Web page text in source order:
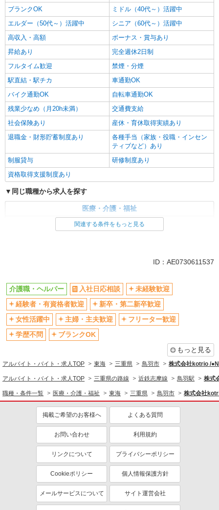
ブランクOK
ミドル（40代～）活躍中
エルダー（50代～）活躍中
シニア（60代～）活躍中
高収入・高額
ボーナス・賞与あり
昇給あり
完全週休2日制
フルタイム歓迎
禁煙・分煙
駅直結・駅チカ
車通勤OK
バイク通勤OK
自転車通勤OK
残業少なめ（月20h未満）
交通費支給
社会保険あり
産休・育休取得実績あり
退職金・財形貯蓄制度あり
各種手当（家族・役職・インセン
ティブなど）あり
制服貸与
研修制度あり
資格取得支援制度あり
同じ職種から求人を探す
医療・介護・福祉
交通費支給
社会保険あり
産休・育休取得実績あり
関連する条件をもっと見る
ID：AE0730611537
介護職・ヘルパー 入社日応相談
未経験歓迎
経験者・有資格者歓迎
新卒・第二新卒歓迎
女性活躍中
主婦・主夫歓迎
フリーター歓迎
学歴不問
ブランクOK
もっと見る
アルバイト・バイト・求人TOP 東海 三重県 鳥羽市 株式会社kotrio /
アルバイト・バイト・求人TOP 三重県の路線 近鉄志摩線 鳥羽駅 株式
職種・条件一覧 医療・介護・福祉 東海 三重県 鳥羽市 株式会社
掲載ご希望のお客様へ よくある質問
お問い合わせ 利用規約
リンクについて プライバシーポリシー
Cookieポリシー 個人情報保護方針
メールサービスについて サイト運営会社